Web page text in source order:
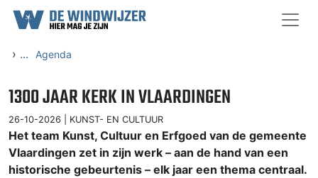
Ga naar content
› ... Agenda
1300 JAAR KERK IN VLAARDINGEN
26-10-2026 | KUNST- EN CULTUUR
Het team Kunst, Cultuur en Erfgoed van de gemeente
Vlaardingen zet in zijn werk – aan de hand van een
historische gebeurtenis – elk jaar een thema centraal.